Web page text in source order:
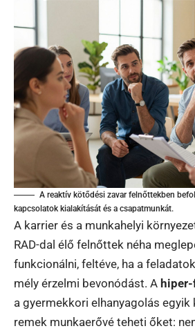
A reaktív kötődési zavar felnőttekben
kapcsolatok kialakítását és a csapatmunkát.
A karrier és a munkahelyi
RAD-dal élő felnőttek néha
funkcionálni, feltéve, ha a
mély érzelmi bevonódást. A
a gyermekkori elhanyagolás egyik
remek munkaerővé teheti őket: